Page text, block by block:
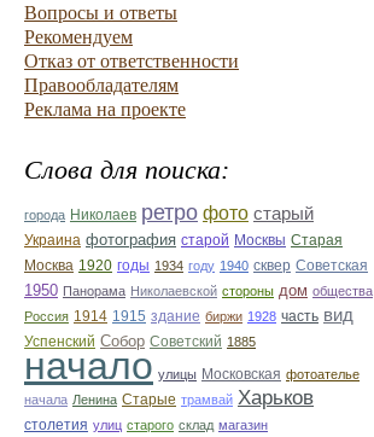
Вопросы и ответы
Рекомендуем
Отказ от ответственности
Правообладателям
Реклама на проекте
Слова для поиска:
города Николаев ретро фото старый
Украина фотография старой Москвы Старая
Москва 1920 годы 1934 году 1940 сквер Советская
1950 Панорама Николаевской стороны дом общества
Россия 1914 1915 здание биржи 1928 часть вид
Успенский Собор Советский 1885
начало улицы Московская фотоателье
начала Ленина Старые трамвай Харьков
столетия улиц старого склад магазин